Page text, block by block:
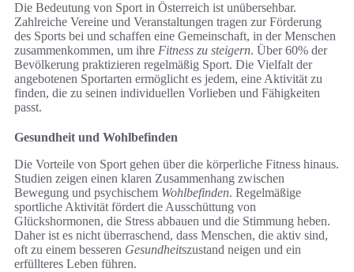
Die Bedeutung von Sport in Österreich ist unübersehbar.
Zahlreiche Vereine und Veranstaltungen tragen zur Förderung
des Sports bei und schaffen eine Gemeinschaft, in der Menschen
zusammenkommen, um ihre Fitness zu steigern. Über 60% der
Bevölkerung praktizieren regelmäßig Sport. Die Vielfalt der
angebotenen Sportarten ermöglicht es jedem, eine Aktivität zu
finden, die zu seinen individuellen Vorlieben und Fähigkeiten
passt.
Gesundheit und Wohlbefinden
Die Vorteile von Sport gehen über die körperliche Fitness hinaus.
Studien zeigen einen klaren Zusammenhang zwischen
Bewegung und psychischem Wohlbefinden. Regelmäßige
sportliche Aktivität fördert die Ausschüttung von
Glückshormonen, die Stress abbauen und die Stimmung heben.
Daher ist es nicht überraschend, dass Menschen, die aktiv sind,
oft zu einem besseren Gesundheitszustand neigen und ein
erfüllteres Leben führen.